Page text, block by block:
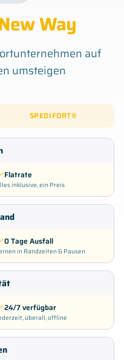
Way
auf
umsteigen
SPEDIFORT®
Flatrate
inklusive, ein Preis
0 Tage Ausfall
in Randzeiten & Pausen
24/7 verfügbar
überall, offline